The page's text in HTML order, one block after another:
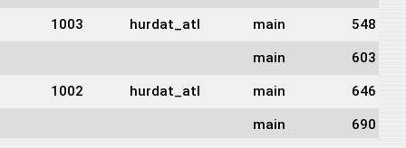
1003 hurdat_atl main 548
main 603
1002 hurdat_atl main 646
main 690